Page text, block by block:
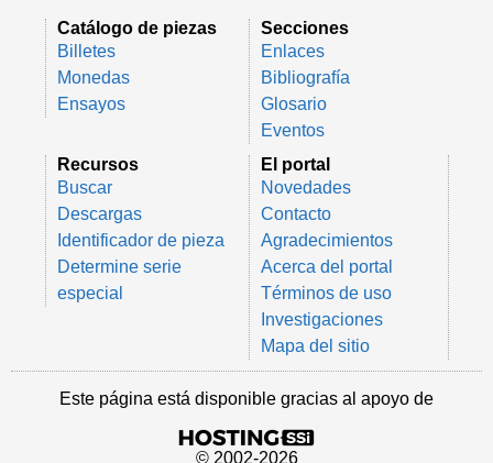
Catálogo de piezas
Billetes
Monedas
Ensayos
Secciones
Enlaces
Bibliografía
Glosario
Eventos
Recursos
Buscar
Descargas
Identificador de pieza
Determine serie
especial
El portal
Novedades
Contacto
Agradecimientos
Acerca del portal
Términos de uso
Investigaciones
Mapa del sitio
Este página está disponible gracias al apoyo de
© 2002-2026